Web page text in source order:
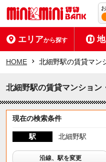
エリアから探す
HOME 北細野駅の賃貸マン
北細野駅の賃貸マンション
現在の検索条件
駅 北細野駅
沿線、駅を変更